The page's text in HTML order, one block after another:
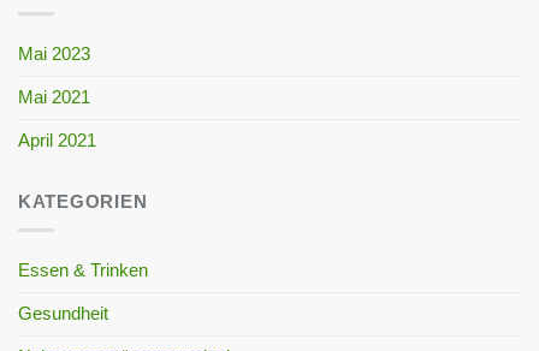
Mai 2023
Mai 2021
April 2021
KATEGORIEN
Essen & Trinken
Gesundheit